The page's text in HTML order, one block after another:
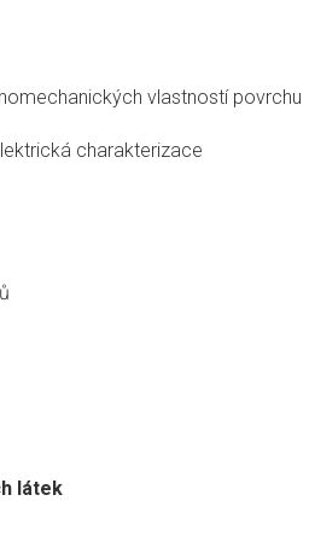
vlastností povrchu
charakterizace
látek